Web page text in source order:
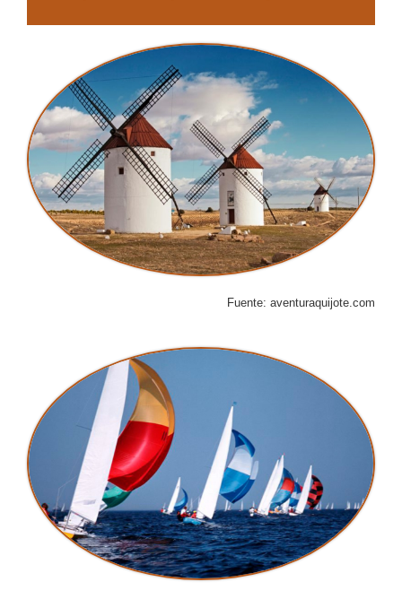
Fuente: aventuraquijote.com